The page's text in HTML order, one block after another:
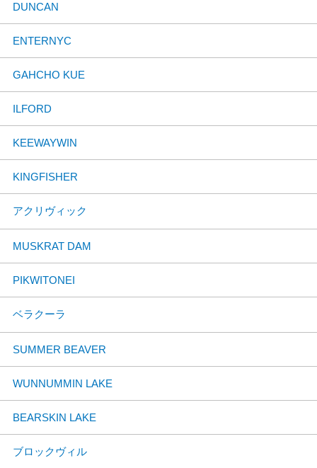
DUNCAN
ENTERNYC
GAHCHO KUE
ILFORD
KEEWAYWIN
KINGFISHER
アクリヴィック
MUSKRAT DAM
PIKWITONEI
ベラクーラ
SUMMER BEAVER
WUNNUMMIN LAKE
BEARSKIN LAKE
ブロックヴィル